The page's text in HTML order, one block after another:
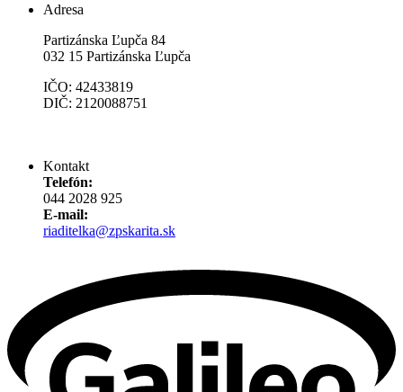
Adresa
Partizánska Ľupča 84
032 15 Partizánska Ľupča
IČO: 42433819
DIČ: 2120088751
Kontakt
Telefón:
044 2028 925
E-mail:
riaditelka@zpskarita.sk